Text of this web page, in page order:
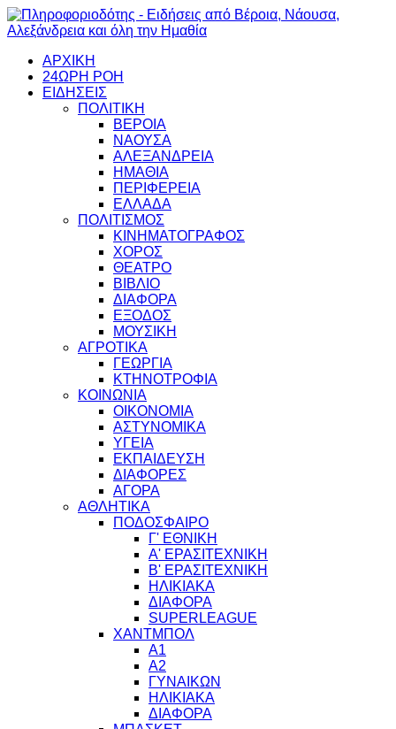
ΑΡΧΙΚΗ
24ΩΡΗ ΡΟΗ
ΕΙΔΗΣΕΙΣ
ΠΟΛΙΤΙΚΗ
ΒΕΡΟΙΑ
ΝΑΟΥΣΑ
ΑΛΕΞΑΝΔΡΕΙΑ
ΗΜΑΘΙΑ
ΠΕΡΙΦΕΡΕΙΑ
ΕΛΛΑΔΑ
ΠΟΛΙΤΙΣΜΟΣ
ΚΙΝΗΜΑΤΟΓΡΑΦΟΣ
ΧΟΡΟΣ
ΘΕΑΤΡΟ
ΒΙΒΛΙΟ
ΔΙΑΦΟΡΑ
ΕΞΟΔΟΣ
ΜΟΥΣΙΚΗ
ΑΓΡΟΤΙΚΑ
ΓΕΩΡΓΙΑ
ΚΤΗΝΟΤΡΟΦΙΑ
ΚΟΙΝΩΝΙΑ
ΟΙΚΟΝΟΜΙΑ
ΑΣΤΥΝΟΜΙΚΑ
ΥΓΕΙΑ
ΕΚΠΑΙΔΕΥΣΗ
ΔΙΑΦΟΡΕΣ
ΑΓΟΡΑ
ΑΘΛΗΤΙΚΑ
ΠΟΔΟΣΦΑΙΡΟ
Γ' ΕΘΝΙΚΗ
Α' ΕΡΑΣΙΤΕΧΝΙΚΗ
Β' ΕΡΑΣΙΤΕΧΝΙΚΗ
ΗΛΙΚΙΑΚΑ
ΔΙΑΦΟΡΑ
SUPERLEAGUE
ΧΑΝΤΜΠΟΛ
Α1
Α2
ΓΥΝΑΙΚΩΝ
ΗΛΙΚΙΑΚΑ
ΔΙΑΦΟΡΑ